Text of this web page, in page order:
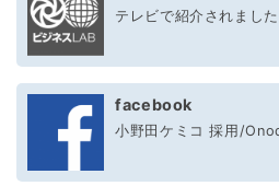
テレビで紹介されました
facebook
小野田ケミコ 採用/